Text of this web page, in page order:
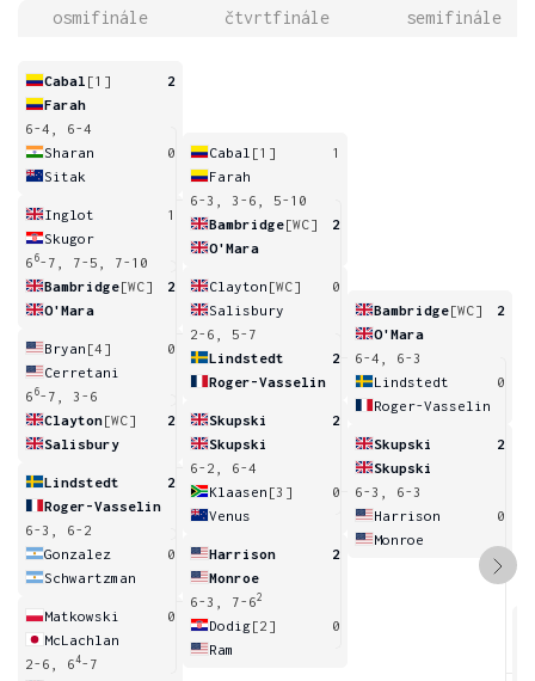
osmifinále čtvrtfinále semifinále
Cabal [1]
2
Farah
6-4, 6-4
Sharan
0
Sitak
Inglot
1
Skugor
6 6-7, 7-5, 7-10
Bambridge[WC]
2
O'Mara
Bryan [4]
0
Cerretani
6 6-7, 3-6
Clayton[WC]
2
Salisbury
Lindstedt
2
Roger-Vasselin
6-3, 6-2
Gonzalez
0
Schwartzman
Matkowski
0
McLachlan
2-6, 64-7
Cabal [1]
1
Farah
6-3, 3-6, 5-10
Bambridge[WC]
2
O'Mara
Clayton [WC]
0
Salisbury
2-6, 5-7
Lindstedt
2
Roger-Vasselin
Skupski
2
Skupski
6-2, 6-4
Klaasen [3]
0
Venus
Harrison
2
Monroe
6-3, 7-62
Dodig[2]
0
Ram
Bambridge[WC]
2
O'Mara
6-4, 6-3
Lindstedt
0
Roger-Vasselin
Skupski
2
Skupski
6-3, 6-3
Harrison
0
Monroe